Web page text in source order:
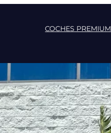
COCHES PREMIUM